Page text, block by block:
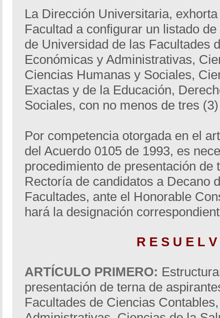
La Dirección Universitaria,
Facultad a configurar un listado
de Universidad de las Facultades
Económicas y Administrativas,
Ciencias Humanas y Sociales,
Exactas y de la Educación,
Sociales, con no menos de tres
Por competencia otorgada en el
del Acuerdo 0105 de 1993, es
procedimiento de presentación de
Rectoría de candidatos a Decano
Facultades, ante el Honorable
hará la designación
R E S U E L
ARTÍCULO PRIMERO:
presentación de terna de
Facultades de Ciencias